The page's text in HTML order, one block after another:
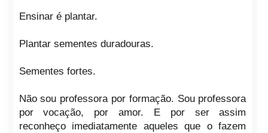
Ensinar é plantar.
Plantar sementes duradouras.
Sementes fortes.
Não sou professora por formação. Sou professora
por vocação, por amor. E por ser assim
reconheço imediatamente aqueles que o fazem